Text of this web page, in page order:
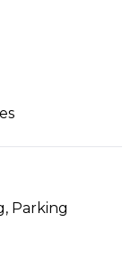
Parking